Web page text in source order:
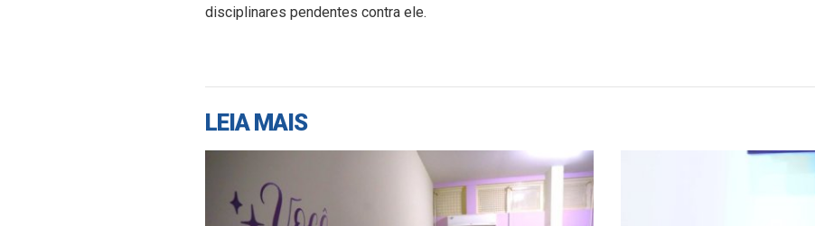
disciplinares pendentes contra ele.
LEIA MAIS